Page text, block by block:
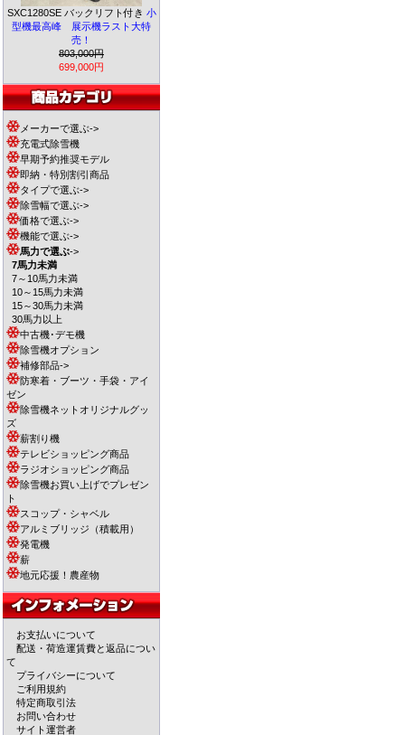
SXC1280SE バックリフト付き 小
型機最高峰 展示機ラスト大特
売！
803,000円
699,000円
メーカーで選ぶ->
充電式除雪機
早期予約推奨モデル
即納・特別割引商品
タイプで選ぶ->
除雪幅で選ぶ->
価格で選ぶ->
機能で選ぶ->
馬力で選ぶ->
7馬力未満
7～10馬力未満
10～15馬力未満
15～30馬力未満
30馬力以上
中古機･デモ機
除雪機オプション
補修部品->
防寒着・ブーツ・手袋・アイ
ゼン
除雪機ネットオリジナルグッ
ズ
薪割り機
テレビショッピング商品
ラジオショッピング商品
除雪機お買い上げでプレゼン
ト
スコップ・シャベル
アルミブリッジ（積載用）
発電機
薪
地元応援！農産物
お支払いについて
配送・荷造運賃費と返品につい
て
プライバシーについて
ご利用規約
特定商取引法
お問い合わせ
サイト運営者